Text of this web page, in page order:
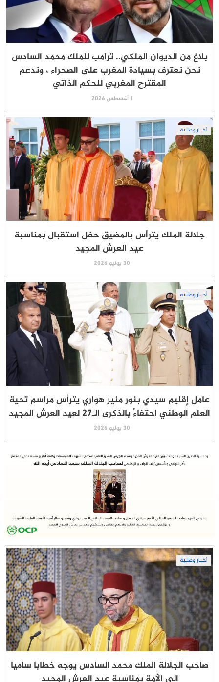
بلاغ من الديوان الملكي.. ترامب للملك محمد السادس
نحن نعترف بسيادة المغرب على الصحراء ، وندعم
المقترح المغربي للحكم الذاتي
1 أغسطس 2026
أخبار وطنية
جلالة الملك يترأس بالمضيق حفل استقبال بمناسبة
عيد العرش المجيد
30 يوليو 2026
أخبار وطنية
عامل إقليم سيدي بنور منير هواري يترأس مراسم تحية
العلم الوطني احتفاءً بالذكرى الـ27 لعيد العرش المجيد
30 يوليو 2026
أخبار وطنية
صاحب الجلالة الملك محمد السادس يوجه خطابا ساميا
إلى الأمة بمناسبة عيد العرش المجيد